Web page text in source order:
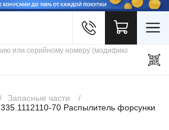
Запасные части
335.1112110-70 Распылитель форсунки